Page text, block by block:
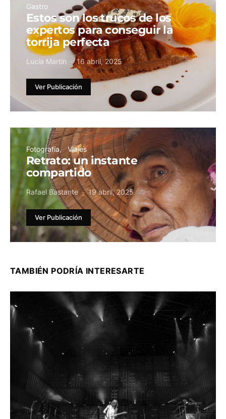
Gastro
Estos son los trucos de los
expertos para conseguir la
torrija perfecta
Lucía Martín 16 abril, 2025
Ver Publicación
Fotografía Viajes
Retrato: un instante
compartido
Rafael Bastante 19 abril, 2025
Ver Publicación
TAMBIÉN PODRÍA INTERESARTE